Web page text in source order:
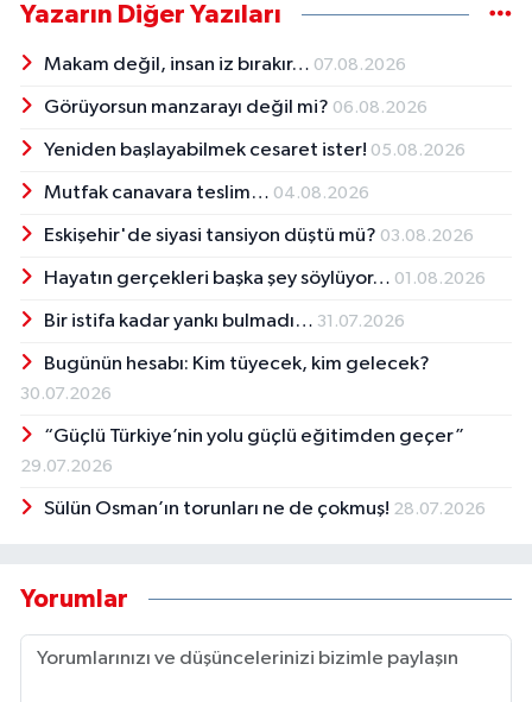
Yazarın Diğer Yazıları
Makam değil, insan iz bırakır… 07.08.2026
Görüyorsun manzarayı değil mi? 06.08.2026
Yeniden başlayabilmek cesaret ister! 05.08.2026
Mutfak canavara teslim… 04.08.2026
Eskişehir'de siyasi tansiyon düştü mü? 03.08.2026
Hayatın gerçekleri başka şey söylüyor… 01.08.2026
Bir istifa kadar yankı bulmadı… 31.07.2026
Bugünün hesabı: Kim tüyecek, kim gelecek?
30.07.2026
“Güçlü Türkiye’nin yolu güçlü eğitimden geçer”
29.07.2026
Sülün Osman’ın torunları ne de çokmuş! 28.07.2026
Yorumlar